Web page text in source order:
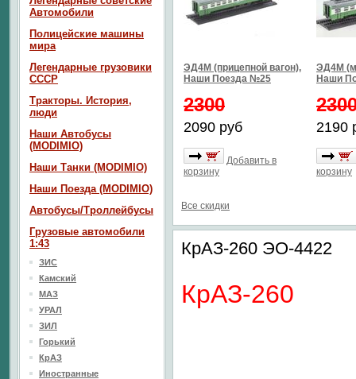
ЭД4М (прицепной вагон),
Наши Поезда №25
2300
2090 руб
Добавить в
корзину
ЭД4М
Наши
2190
корзину
Все скидки
КрАЗ-260 ЭО-4422
КрАЗ-260
Автомобили
Полицейские машины
мира
Легендарные грузовики
СССР
Тракторы. История,
люди
Наши Автобусы
(MODIMIO)
Наши Танки (MODIMIO)
Наши Поезда (MODIMIO)
Автобусы/Троллейбусы
Грузовые автомобили
1:43
ЗИС
Камский
МАЗ
УРАЛ
ЗИЛ
Горький
КрАЗ
Иностранные